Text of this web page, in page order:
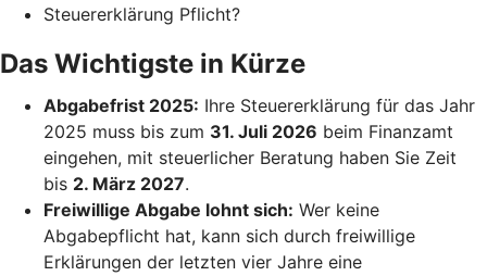
Steuererklärung Pflicht?
Das Wichtigste in Kürze
Abgabefrist 2025: Ihre Steuererklärung für das Jahr
2025 muss bis zum 31. Juli 2026 beim Finanzamt
eingehen, mit steuerlicher Beratung haben Sie Zeit
bis 2. März 2027.
Freiwillige Abgabe lohnt sich: Wer keine
Abgabepflicht hat, kann sich durch freiwillige
Erklärungen der letzten vier Jahre eine